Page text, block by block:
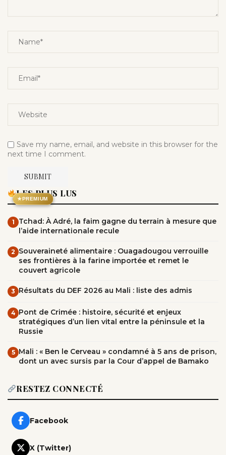
Save my name, email, and website in this browser for the
next time I comment.
★PREMIUM
LES PLUS LUS
1
Tchad: À Adré, la faim gagne du terrain à mesure que
l’aide internationale recule
2 Souveraineté alimentaire : Ouagadougou verrouille
ses frontières à la farine importée et remet le
couvert agricole
3 Résultats du DEF 2026 au Mali : liste des admis
4 Pont de Crimée : histoire, sécurité et enjeux
stratégiques d’un lien vital entre la péninsule et la
Russie
5 Mali : « Ben le Cerveau » condamné à 5 ans de prison,
dont un avec sursis par la Cour d’appel de Bamako
RESTEZ CONNECTÉ
Facebook
X (Twitter)